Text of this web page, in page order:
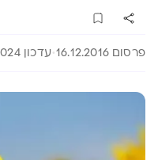
פרסום 16.12.2016 עדכון 29.10.2024